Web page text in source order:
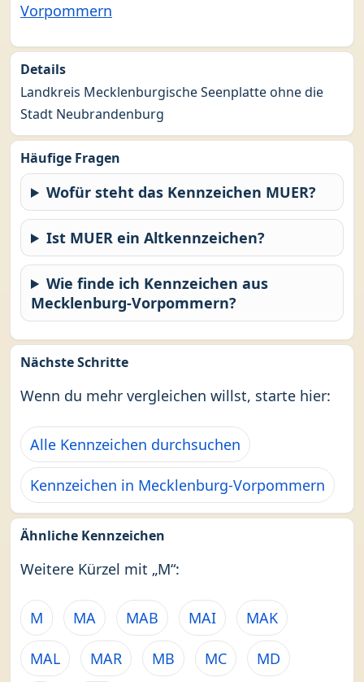
Vorpommern
Details
Landkreis Mecklenburgische Seenplatte ohne die
Stadt Neubrandenburg
Häufige Fragen
Wofür steht das Kennzeichen MUER?
Ist MUER ein Altkennzeichen?
Wie finde ich Kennzeichen aus
Mecklenburg-Vorpommern?
Nächste Schritte
Wenn du mehr vergleichen willst, starte hier:
Alle Kennzeichen durchsuchen
Kennzeichen in Mecklenburg-Vorpommern
Ähnliche Kennzeichen
Weitere Kürzel mit „M“:
M MA MAB MAI MAK
MAL MAR MB MC MD